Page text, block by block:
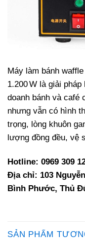
Máy làm bánh
1.200 W là giải
doanh bánh và café
nhưng vẫn có hình
trọng, lòng khuôn
lượng đồng đều, vệ
Hotline: 0969 309
Địa chỉ: 103
Bình Phước, Thủ
SẢN PHẨM